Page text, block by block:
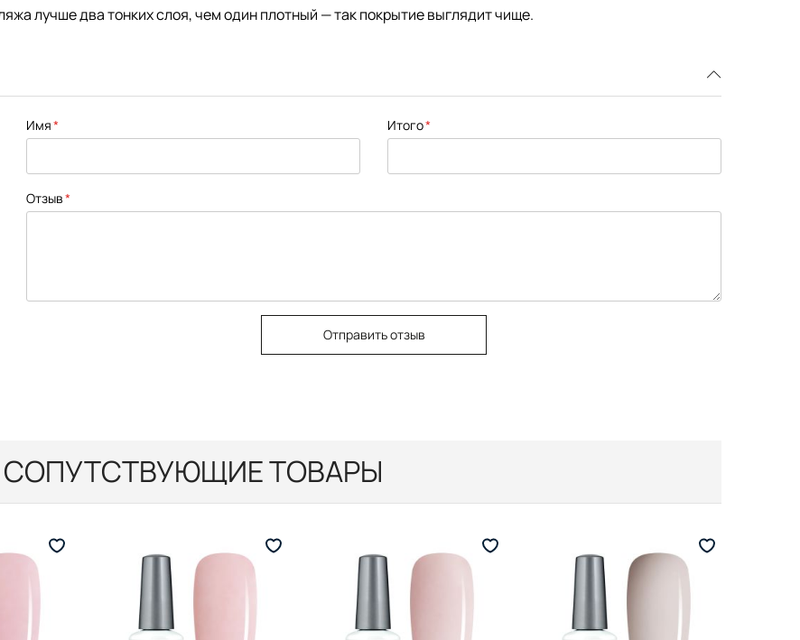
лучше два тонких слоя, чем один плотный — так покрытие выглядит чище.
Имя Итого
Отзыв
Отправить отзыв
СОПУТСТВУЮЩИЕ ТОВАРЫ